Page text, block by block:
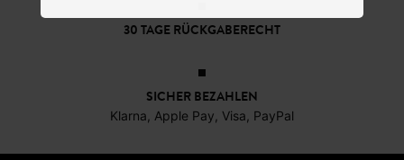
30 TAGE RÜCKGABERECHT
SICHER BEZAHLEN
Klarna, Apple Pay, Visa, PayPal